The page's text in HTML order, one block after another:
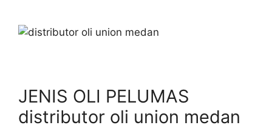
JENIS OLI PELUMAS
distributor oli union medan